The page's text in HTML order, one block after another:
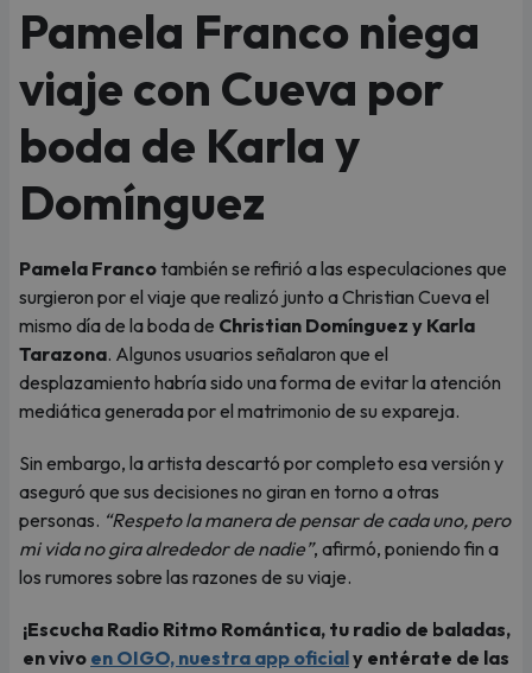
Pamela Franco niega
viaje con Cueva por
boda de Karla y
Domínguez
Pamela Franco también se refirió a las especulaciones que
surgieron por el viaje que realizó junto a Christian Cueva el
mismo día de la boda de Christian Domínguez y Karla
Tarazona. Algunos usuarios señalaron que el
desplazamiento habría sido una forma de evitar la atención
mediática generada por el matrimonio de su expareja.
Sin embargo, la artista descartó por completo esa versión y
aseguró que sus decisiones no giran en torno a otras
personas. “Respeto la manera de pensar de cada uno, pero
mi vida no gira alrededor de nadie”, afirmó, poniendo fin a
los rumores sobre las razones de su viaje.
¡Escucha Radio Ritmo Romántica, tu radio de baladas,
en vivo en OIGO, nuestra app oficialy entérate de las